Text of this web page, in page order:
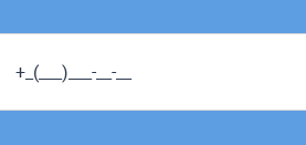
по будням с 9:00 до 18:00.